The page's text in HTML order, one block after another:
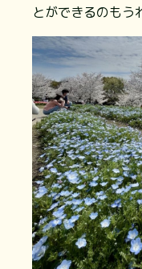
とができるのもう